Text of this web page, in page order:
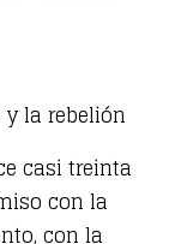
y la rebelión
casi treinta
con la
con la